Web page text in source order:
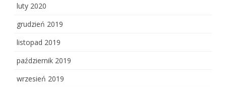
luty 2020
grudzień 2019
listopad 2019
październik 2019
wrzesień 2019